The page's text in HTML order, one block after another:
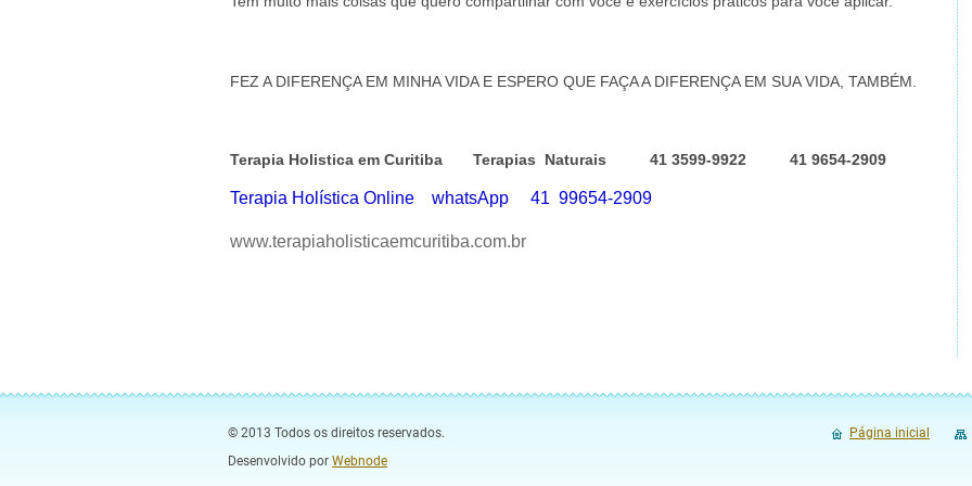
FEZ A DIFERENÇA EM MINHA VIDA E ESPERO QUE FAÇA A DIFERENÇA EM SUA VIDA, TAMBÉM.
Terapia Holistica em Curitiba Terapias Naturais 41 3599-9922 41 9654-2909
Terapia Holística Online whatsApp 41 99654-2909
www.terapiaholisticaemcuritiba.com.br
© 2013 Todos os direitos reservados.
Desenvolvido por Webnode
Página inicial